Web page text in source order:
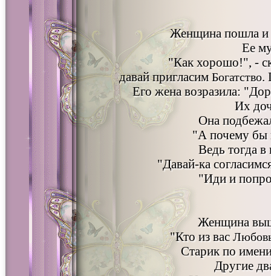
Женщина пошла и
Ее
"Как хорошо!", -
давай пригласим Богатство.
Его жена возразила:
Их
Она
"А почему бы
Ведь тогда
"Давай-ка
"Иди и
Женщина
"Кто из вас
Старик по
Другие